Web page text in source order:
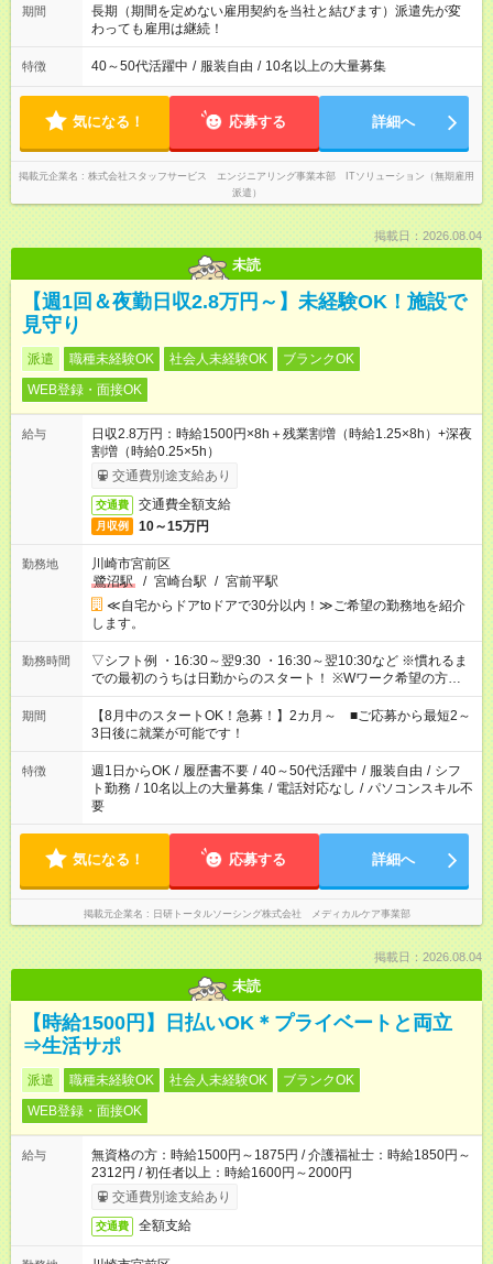
改革に全社をあげて取り組んでいます。
期間
長期（期間を定めない雇用契約を当社と結びます）派遣先が変
わっても雇用は継続！
特徴 40～50代活躍中 / 服装自由 / 10名以上の大量募集
気になる！ 応募する 詳細へ
掲載元企業名
株式会社スタッフサービス エンジニアリング事業本部 ITソリューション（無期雇用
派遣）
掲載日：2026.08.04
未読
【週1回＆夜勤日収2.8万円～】未経験OK！施設で
見守り
派遣 職種未経験OK 社会人未経験OK
ブランクOK
WEB登録・面接OK
給与
日収2.8万円：時給1500円×8h＋残業割増（時給1.25×8h）+深夜
割増（時給0.25×5h）
交通費別途支給あり
交通費 交通費全額支給
月収例 10～15万円
勤務地
川崎市宮前区
鷺沼駅
/ 宮崎台駅 / 宮前平駅
≪自宅からドアtoドアで30分以内！≫ご希望の勤務地を紹介
します。
勤務時間
▽シフト例 ・16:30～翌9:30 ・16:30～翌10:30など ※慣れるま
での最初のうちは日勤からのスタート！ ※Wワーク希望の方へ
今ご覧のお仕事で希望する勤務時間と、もう1つのお仕事の勤務
時間。 合計で週40時間を超える場合は応募できません。
期間
【8月中のスタートOK！急募！】2カ月～ ■ご応募から最短2～
3日後に就業が可能です！
特徴 週1日からOK / 履歴書不要 / 40～50代活躍中 / 服装自由 / シフ
ト勤務 / 10名以上の大量募集 / 電話対応なし / パソコンスキル不
要
気になる！ 応募する 詳細へ
掲載元企業名 日研トータルソーシング株式会社 メディカルケア事業部
掲載日：2026.08.04
未読
【時給1500円】日払いOK＊プライベートと両立
⇒生活サポ
派遣 職種未経験OK 社会人未経験OK
ブランクOK
WEB登録・面接OK
給与
無資格の方：時給1500円～1875円 / 介護福祉士：時給1850円～
2312円 / 初任者以上：時給1600円～2000円
交通費別途支給あり
交通費 全額支給